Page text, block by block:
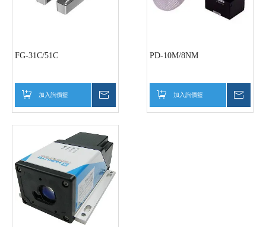
FG-31C/51C
加入詢價籃
PD-10M/8NM
加入詢價籃